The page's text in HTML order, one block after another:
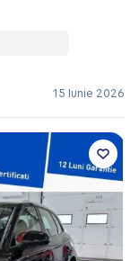
15 Iunie 2026